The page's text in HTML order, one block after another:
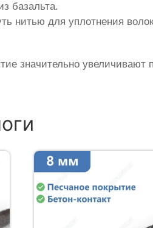
базальта.
нитью для уплотнения
значительно